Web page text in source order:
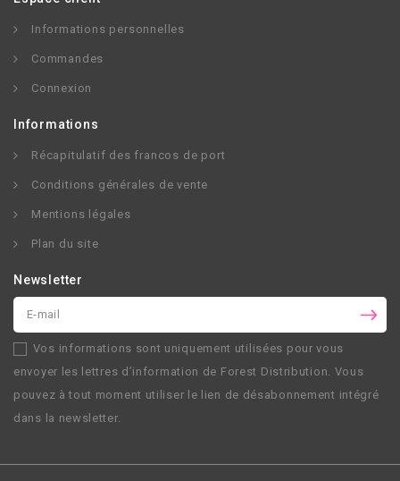
Informations personnelles
Commandes
Connexion
Informations
Récapitulatif des francos de port
Conditions générales de vente
Mentions légales
Plan du site
Newsletter
Vos informations sont uniquement utilisées pour vous
envoyer les lettres d’information de Forest Distribution . Vous
pouvez à tout moment utiliser le lien de désabonnement intégré
dans la newsletter.